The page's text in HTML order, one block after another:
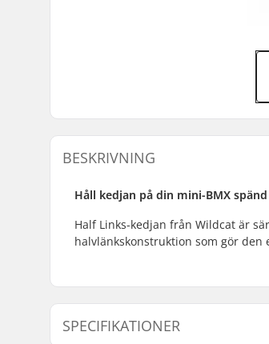
BESKRIVNING
Håll kedjan på din mini-BMX spänd
Half Links-kedjan från Wildcat är
halvlänkskonstruktion som gör
SPECIFIKATIONER